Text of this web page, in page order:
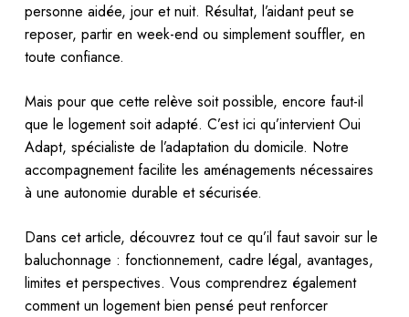
personne aidée, jour et nuit. Résultat, l’aidant peut se
reposer, partir en week-end ou simplement souffler, en
toute confiance.
Mais pour que cette relève soit possible, encore faut-il
que le logement soit adapté. C’est ici qu’intervient Oui
Adapt, spécialiste de l’adaptation du domicile. Notre
accompagnement facilite les aménagements nécessaires
à une autonomie durable et sécurisée.
Dans cet article, découvrez tout ce qu’il faut savoir sur le
baluchonnage : fonctionnement, cadre légal, avantages,
limites et perspectives. Vous comprendrez également
comment un logement bien pensé peut renforcer